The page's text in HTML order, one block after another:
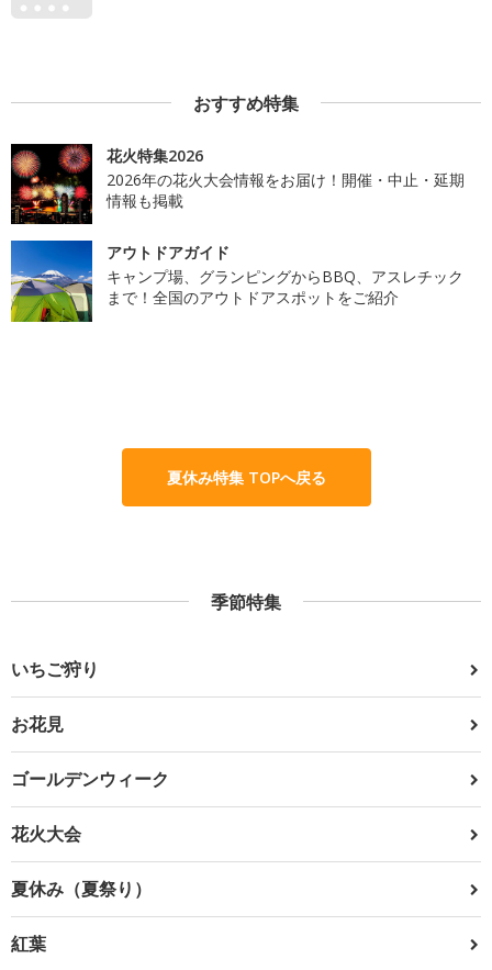
おすすめ特集
花火特集2026
2026年の花火大会情報をお届け！開催・中止・延期
情報も掲載
アウトドアガイド
キャンプ場、グランピングからBBQ、アスレチック
まで！全国のアウトドアスポットをご紹介
夏休み特集 TOPへ戻る
季節特集
いちご狩り
お花見
ゴールデンウィーク
花火大会
夏休み（夏祭り）
紅葉